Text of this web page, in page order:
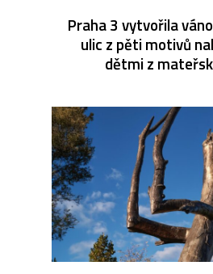
Praha 3 vytvořila
ulic z pěti motivů
dětmi z